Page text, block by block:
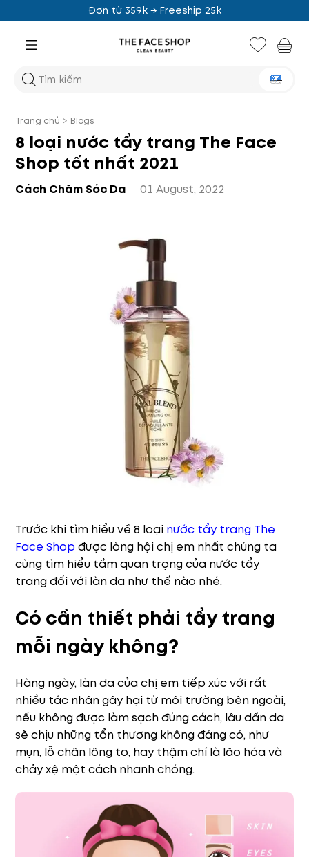
Đơn từ 459k →
Trang chủ > Blogs
8 loại nước tẩy trang The Face
Shop tốt nhất 2021
Cách Chăm Sóc Da 01 August, 2022
Trước khi tìm hiểu về 8 loại nước tẩy trang The
Face Shop được lòng hội chị em nhất chúng ta
cùng tìm hiểu tầm quan trọng của nước tẩy
trang đối với làn da như thế nào nhé.
Có cần thiết phải tẩy trang
mỗi ngày không?
Hàng ngày, làn da của chị em tiếp xúc với rất
nhiều tác nhân gây hại từ môi trường bên ngoài,
nếu không được làm sạch đúng cách, lâu dần da
sẽ chịu những tổn thương không đáng có, như
mụn, lỗ chân lông to, hay thậm chí là lão hóa và
chảy xệ một cách nhanh chóng.